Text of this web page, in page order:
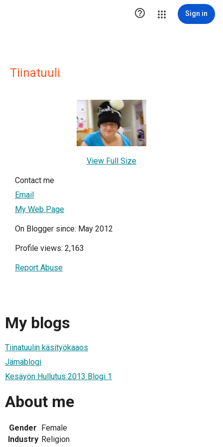
 Sign in
Tiinatuuli
View Full Size
Contact me
Email
My Web Page
On Blogger since: May 2012
Profile views: 2,163
Report Abuse
My blogs
Tiinatuulin käsityökaaos
Jämäblogi
Kesäyön Hullutus 2013 Blogi 1
About me
Gender Female
Industry Religion